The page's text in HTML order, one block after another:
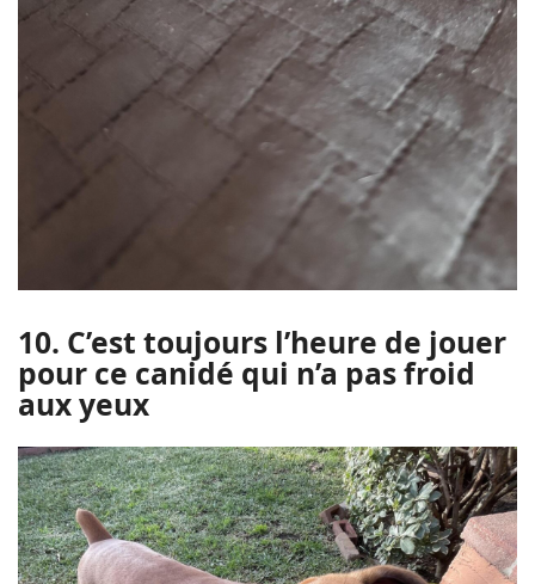
10. C’est toujours l’heure de jouer
pour ce canidé qui n’a pas froid
aux yeux